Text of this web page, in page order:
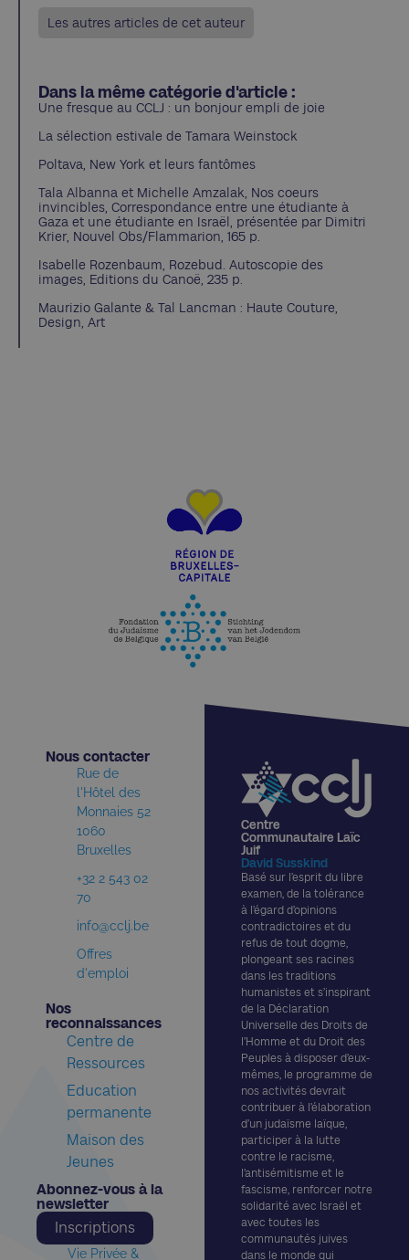
Les autres articles de cet auteur
Dans la même catégorie d'article :
Une fresque au CCLJ : un bonjour empli de joie
La sélection estivale de Tamara Weinstock
Poltava, New York et leurs fantômes
Tala Albanna et Michelle Amzalak, Nos coeurs
invincibles, Correspondance entre une étudiante à
Gaza et une étudiante en Israël, présentée par Dimitri
Krier, Nouvel Obs/Flammarion, 165 p.
Isabelle Rozenbaum, Rozebud. Autoscopie des
images, Editions du Canoë, 235 p.
Maurizio Galante & Tal Lancman : Haute Couture,
Design, Art
Centre
Communautaire Laïc
Juif
David Susskind
Basé sur l’esprit du libre
examen, de la tolérance
à l’égard d’opinions
contradictoires et du
refus de tout dogme,
plongeant ses racines
dans les traditions
humanistes et s’inspirant
de la Déclaration
Universelle des Droits de
l’Homme et du Droit des
Peuples à disposer d’eux-
mêmes, le programme de
nos activités devrait
contribuer à l’élaboration
d’un judaïsme laïque,
participer à la lutte
contre le racisme,
l’antisémitisme et le
fascisme, renforcer notre
solidarité avec Israël et
avec toutes les
communautés juives
dans le monde qui
Nous contacter​
Rue de
l'Hôtel des
Monnaies 52
1060
Bruxelles
+32 2 543 02
70
info@cclj.be
Offres
d'emploi
Nos
reconnaissances​
Centre de
Ressources
Education
permanente
Maison des
Jeunes
Abonnez-vous à la
newsletter​
Inscriptions
Vie Privée &